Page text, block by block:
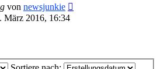
von newsjunkie
März 2016, 16:34